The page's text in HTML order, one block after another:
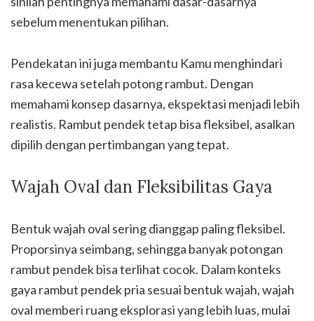
sebelum menentukan pilihan.
Pendekatan ini juga membantu Kamu menghindari
rasa kecewa setelah potong rambut. Dengan
memahami konsep dasarnya, ekspektasi menjadi lebih
realistis. Rambut pendek tetap bisa fleksibel, asalkan
dipilih dengan pertimbangan yang tepat.
Wajah Oval dan Fleksibilitas Gaya
Bentuk wajah oval sering dianggap paling fleksibel.
Proporsinya seimbang, sehingga banyak potongan
rambut pendek bisa terlihat cocok. Dalam konteks
gaya rambut pendek pria sesuai bentuk wajah, wajah
oval memberi ruang eksplorasi yang lebih luas, mulai